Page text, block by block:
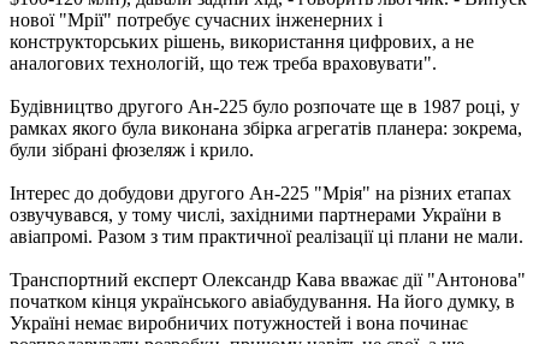
нової "Мрії" потребує сучасних інженерних і
конструкторських рішень, використання цифрових, а не
аналогових технологій, що теж треба враховувати".
Будівництво другого Ан-225 було розпочате ще в 1987 році, у
рамках якого була виконана збірка агрегатів планера: зокрема,
були зібрані фюзеляж і крило.
Інтерес до добудови другого Ан-225 "Мрія" на різних етапах
озвучувався, у тому числі, західними партнерами України в
авіапромі. Разом з тим практичної реалізації ці плани не мали.
Транспортний експерт Олександр Кава вважає дії "Антонова"
початком кінця українського авіабудування. На його думку, в
Україні немає виробничих потужностей і вона починає